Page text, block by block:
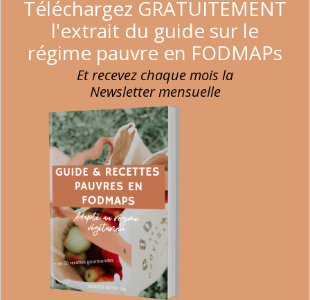
Du tempeh
Malheureusement en France, il est parfois difficile de
trouver du tempeh. C’est bien dommage, car ce soja
fermenté se cuisine de diverses façon et est excellente,
surtout pour les personnes souhaitant végétaliser leur
Téléchargez GRATUITEMENT
l'extrait du guide sur le
régime pauvre en FODMAPs
Et recevez chaque mois la
Newsletter mensuelle